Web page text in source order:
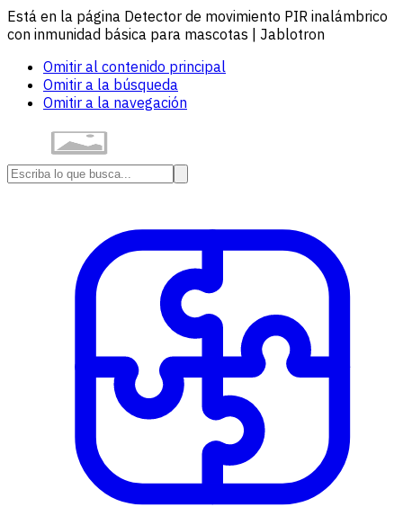
Está en la página Detector de movimiento PIR inalámbrico
con inmunidad básica para mascotas | Jablotron
Omitir al contenido principal
Omitir a la búsqueda
Omitir a la navegación